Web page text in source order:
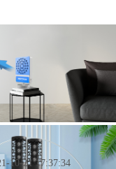
10-21 17:37:34